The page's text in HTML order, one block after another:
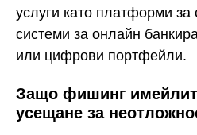
услуги като платформи
системи за онлайн
или цифрови портфейли.
Защо фишинг
усещане за